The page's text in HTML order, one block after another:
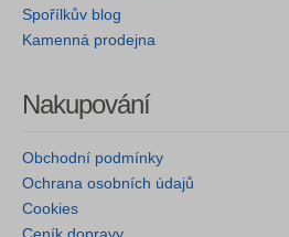
Spořílkův blog
Kamenná prodejna
Nakupování
Obchodní podmínky
Ochrana osobních údajů
Cookies